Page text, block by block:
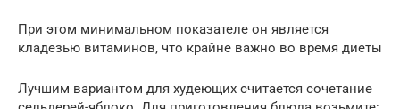
При этом минимальном показателе он является
кладезью витаминов, что крайне важно во время диеты
Лучшим вариантом для худеющих считается сочетание